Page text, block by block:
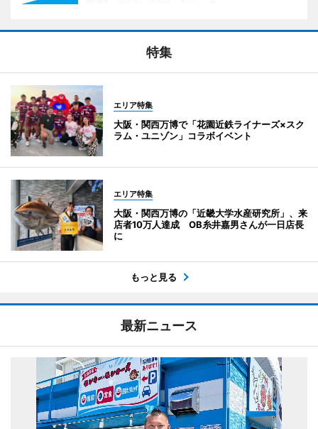
特集
エリア特集
大阪・関西万博で「花園近鉄ライナーズ×スク
ラム・ユニゾン」コラボイベント
エリア特集
大阪・関西万博の「近畿大学水産研究所」、来
店者10万人達成 OB糸井嘉男さんが一日店長
に
もっと見る
最新ニュース